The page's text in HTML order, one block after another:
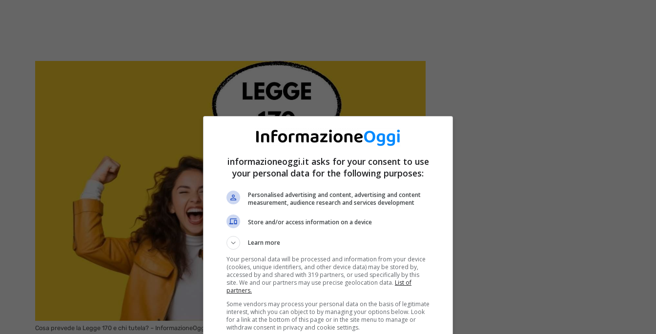
Cosa prevede la Legge 170 e chi tutela? – InformazioneOggi.it
informazioneoggi.it asks for your consent to use
your personal data for the following purposes:
Personalised advertising and content, advertising and content
measurement, audience research and services development
Store and/or access information on a device
Learn more
Your personal data will be processed and information from your device
(cookies, unique identifiers, and other device data) may be stored by,
accessed by and shared with 319 partners, or used specifically by this
site. We and our partners may use precise geolocation data. List of
partners.
Some vendors may process your personal data on the basis of legitimate
interest, which you can object to by managing your options below. Look
for a link at the bottom of this page or in the site menu to manage or
withdraw consent in privacy and cookie settings.